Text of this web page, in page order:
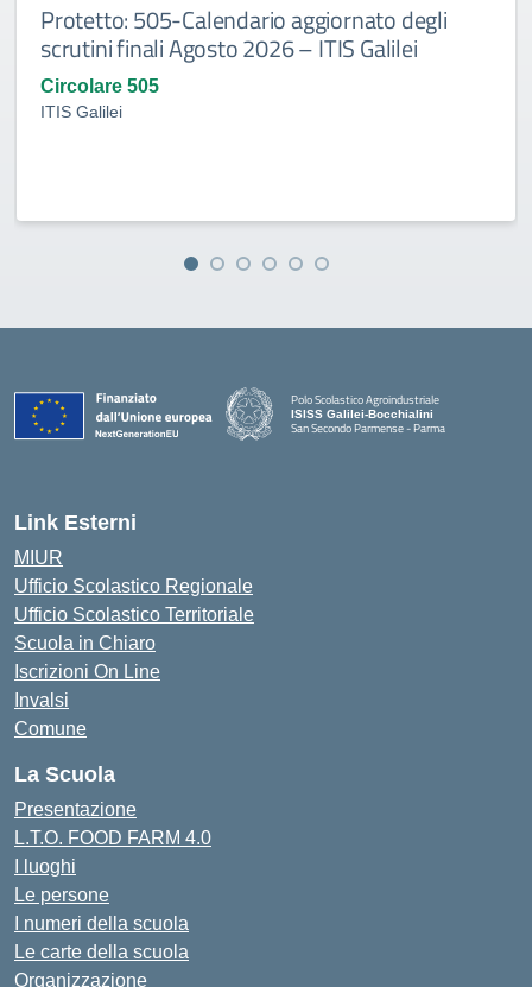
Protetto: 505-Calendario aggiornato degli
scrutini finali Agosto 2026 – ITIS Galilei
Circolare 505
ITIS Galilei
Polo Scolastico Agroindustriale
ISISS Galilei-Bocchialini
San Secondo Parmense - Parma
Link Esterni
MIUR
Ufficio Scolastico Regionale
Ufficio Scolastico Territoriale
Scuola in Chiaro
Iscrizioni On Line
Invalsi
Comune
La Scuola
Presentazione
L.T.O. FOOD FARM 4.0
I luoghi
Le persone
I numeri della scuola
Le carte della scuola
Organizzazione